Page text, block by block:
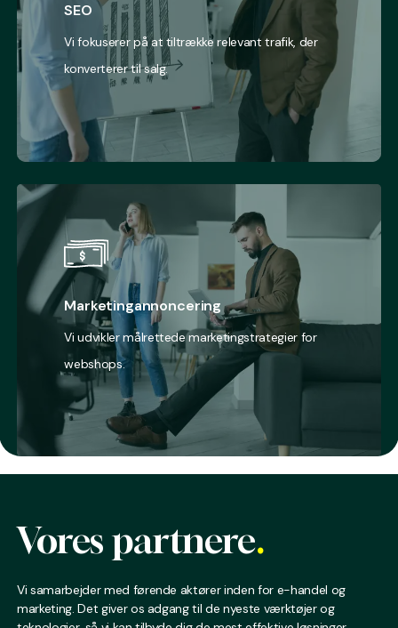
SEO
Vi fokuserer på at tiltrække relevant trafik, der
konverterer til salg.
Marketingannoncering
Vi udvikler målrettede marketingstrategier for
webshops.
Vores partnere.
Vi samarbejder med førende aktører inden for e-handel og
marketing. Det giver os adgang til de nyeste værktøjer og